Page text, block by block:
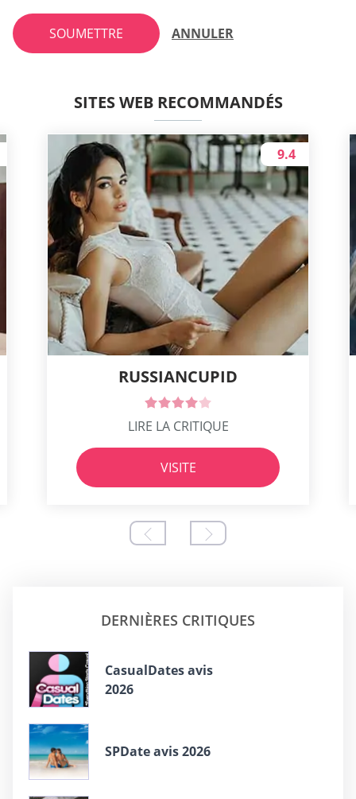
SOUMETTRE ANNULER
SITES WEB RECOMMANDÉS
RUSSIANCUPID
9.4
LIRE LA CRITIQUE
VISITE
DERNIÈRES CRITIQUES
СasualDates avis
2026
SPDate avis 2026